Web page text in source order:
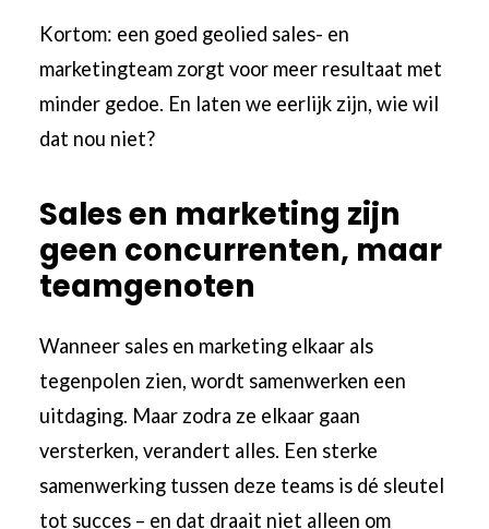
Kortom: een goed geolied sales- en
marketingteam zorgt voor meer resultaat met
minder gedoe. En laten we eerlijk zijn, wie wil
dat nou niet?
Sales en marketing zijn
geen concurrenten, maar
teamgenoten
Wanneer sales en marketing elkaar als
tegenpolen zien, wordt samenwerken een
uitdaging. Maar zodra ze elkaar gaan
versterken, verandert alles. Een sterke
samenwerking tussen deze teams is dé sleutel
tot succes – en dat draait niet alleen om